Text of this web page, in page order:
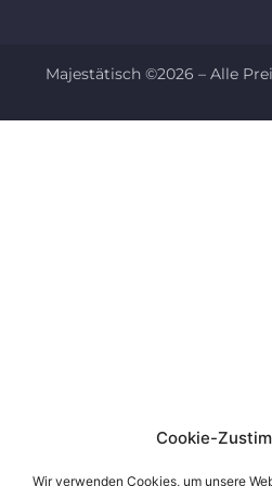
Cookie-
Wir verwenden Cookies, um unsere
Majestätisch ©2026 – Alle